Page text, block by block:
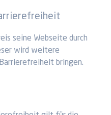
seine Webseite durch
wird weitere
bringen.